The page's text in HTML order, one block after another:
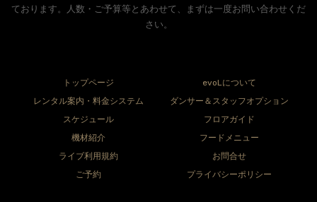
ております。人数・ご予算等とあわせて、まずは一度お問い合わせくだ
さい。
トップページ
evoLについて
レンタル案内・料金システム
ダンサー＆スタッフオプション
スケジュール
フロアガイド
機材紹介
フードメニュー
ライブ利用規約
お問合せ
ご予約
プライバシーポリシー